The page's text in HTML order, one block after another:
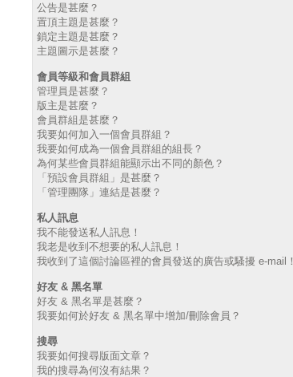
公告是甚麼？
置頂主題是甚麼？
鎖定主題是甚麼？
主題圖示是甚麼？
會員等級和會員群組
管理員是甚麼？
版主是甚麼？
會員群組是甚麼？
我要如何加入一個會員群組？
我要如何成為一個會員群組的組長？
為何某些會員群組能顯示出不同的顏色？
「預設會員群組」是甚麼？
「管理團隊」連結是甚麼？
私人訊息
我不能發送私人訊息！
我老是收到不想要的私人訊息！
我收到了這個討論區裡的會員發送的廣告或騷擾 e-mail！
好友 & 黑名單
好友 & 黑名單是甚麼？
我要如何於好友 & 黑名單中增加/刪除會員？
搜尋
我要如何搜尋版面文章？
我的搜尋為何沒有結果？